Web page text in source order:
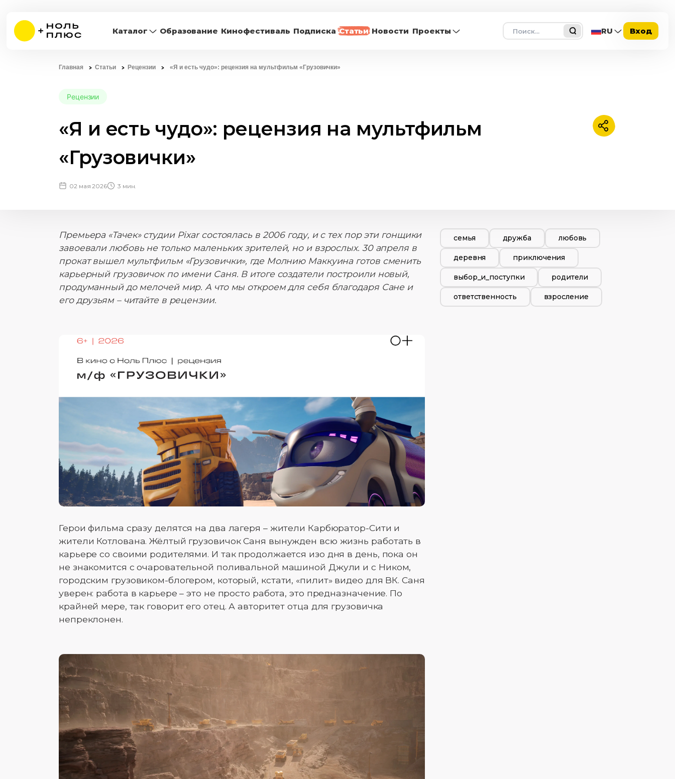
Каталог Образование Кинофестиваль Подписка Статьи Новости Проекты Поиск RU Вход
Главная Статьи Рецензии «Я и есть чудо»: рецензия на мультфильм «Грузовички»
Рецензии
«Я и есть чудо»: рецензия на мультфильм
«Грузовички»
Поделиться
02 мая 2026 3 мин.
Премьера «Тачек» студии Pixar состоялась в 2006 году, и с тех пор эти гонщики
завоевали любовь не только маленьких зрителей, но и взрослых. 30 апреля в
прокат вышел мультфильм «Грузовички», где Молнию Маккуина готов сменить
карьерный грузовичок по имени Саня. В итоге создатели построили новый,
продуманный до мелочей мир. А что мы откроем для себя благодаря Сане и
его друзьям – читайте в рецензии.
Герои фильма сразу делятся на два лагеря – жители Карбюратор-Сити и
жители Котлована. Жёлтый грузовичок Саня вынужден всю жизнь работать в
карьере со своими родителями. И так продолжается изо дня в день, пока он
не знакомится с очаровательной поливальной машиной Джули и с Ником,
городским грузовиком-блогером, который, кстати, «пилит» видео для ВК. Саня
уверен: работа в карьере – это не просто работа, это предназначение. По
крайней мере, так говорит его отец. А авторитет отца для грузовичка
непреклонен.
семья дружба любовь
деревня приключения
выбор_и_поступки родители
ответственность взросление